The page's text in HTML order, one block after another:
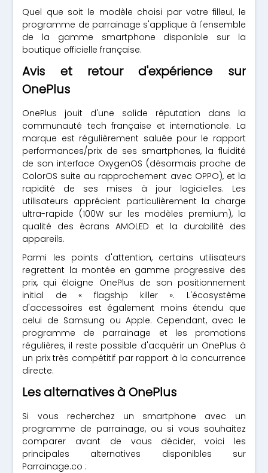
Quel que soit le modèle choisi par votre filleul, le
programme de parrainage s'applique à l'ensemble
de la gamme smartphone disponible sur la
boutique officielle française.
Avis et retour d'expérience sur
OnePlus
OnePlus jouit d'une solide réputation dans la
communauté tech française et internationale. La
marque est régulièrement saluée pour le rapport
performances/prix de ses smartphones, la fluidité
de son interface OxygenOS (désormais proche de
ColorOS suite au rapprochement avec OPPO), et la
rapidité de ses mises à jour logicielles. Les
utilisateurs apprécient particulièrement la charge
ultra-rapide (100W sur les modèles premium), la
qualité des écrans AMOLED et la durabilité des
appareils.
Parmi les points d'attention, certains utilisateurs
regrettent la montée en gamme progressive des
prix, qui éloigne OnePlus de son positionnement
initial de « flagship killer ». L'écosystème
d'accessoires est également moins étendu que
celui de Samsung ou Apple. Cependant, avec le
programme de parrainage et les promotions
régulières, il reste possible d'acquérir un OnePlus à
un prix très compétitif par rapport à la concurrence
directe.
Les alternatives à OnePlus
Si vous recherchez un smartphone avec un
programme de parrainage, ou si vous souhaitez
comparer avant de vous décider, voici les
principales alternatives disponibles sur
Parrainage.co :